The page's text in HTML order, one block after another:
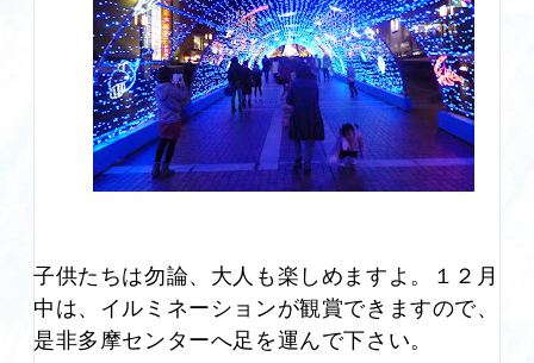
子供たちは勿論、大人も楽しめますよ。１２月
中は、イルミネーションが観賞できますので、
是非多摩センターへ足を運んで下さい。